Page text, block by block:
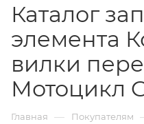
Каталог
элемента
вилки
Мотоцикл
Главная — Покупателям